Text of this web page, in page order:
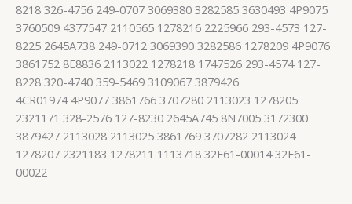
8218 326-4756 249-0707 3069380 3282585 3630493 4P9075
3760509 4377547 2110565 1278216 2225966 293-4573 127-
8225 2645A738 249-0712 3069390 3282586 1278209 4P9076
3861752 8E8836 2113022 1278218 1747526 293-4574 127-
8228 320-4740 359-5469 3109067 3879426
4CR01974 4P9077 3861766 3707280 2113023 1278205
2321171 328-2576 127-8230 2645A745 8N7005 3172300
3879427 2113028 2113025 3861769 3707282 2113024
1278207 2321183 1278211 1113718 32F61-00014 32F61-
00022